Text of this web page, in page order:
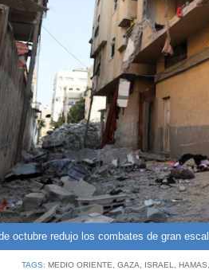
octubre redujo los combates de gran
TAGS:MEDIO ORIENTE ,GAZA ISRAEL ,HAMAS